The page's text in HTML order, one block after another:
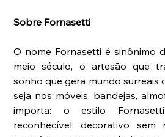
Sobre Fornasetti
O nome Fornasetti é sinônimo
meio século, o artesão que
sonho que gera mundo surreais
seja nos móveis, bandejas,
importa: o estilo
reconhecível, decorativo